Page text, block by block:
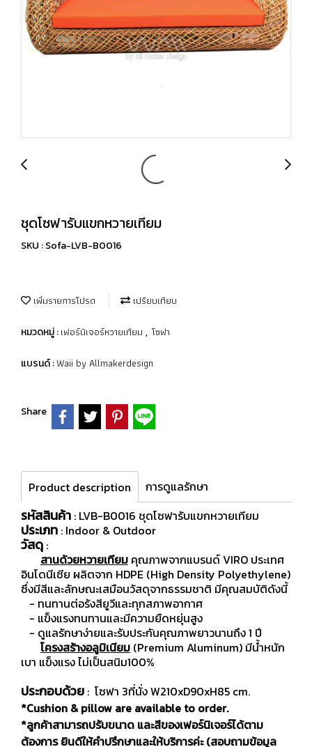
ชุดโซฟารับแขกหวายเทียม
SKU : Sofa-LVB-B0016
เพิ่มรายการโปรด เปรียบเทียบ
หมวดหมู่ :เฟอร์นิเจอร์หวายเทียม , โซฟา
แบรนด์ :Waii by Allmakerdesign
Share
Product description การดูแลรักษา
รหัสสินค้า : LVB-B0016 ชุดโซฟารับแขกหวายเทียม
ประเภท : Indoor & Outdoor
วัสดุ :
สานด้วยหวายเทียม คุณภาพจากแบรนด์ VIRO ประเทศ
อินโดนีเซีย ผลิตจาก HDPE (High Density Polyethylene)
ซึ่งมีสีและลักษณะเสมือนวัสดุจากธรรมชาติ มีคุณสมบัติดังนี้
- ทนทานต่อรังสียูวีและทุกสภาพอากาศ
- แข็งแรงทนทานและมีความยืดหยุ่นสูง
- ดูแลรักษาง่ายและรับประกันคุณภาพยาวนานถึง 1 ปี
โครงสร้างอลูมิเนียม (Premium Aluminum) มีน้ำหนัก
เบา แข็งแรง ไม่เป็นสนิม100%
ประกอบด้วย : โซฟา 3ที่นั่ง W210xD90xH85 cm.
*Cushion & pillow are available to order.
*ลูกค้าสามารถปรับขนาด และสีของเฟอร์นิเจอร์ได้ตาม
ต้องการ ยินดีให้คำปรึกษาและให้บริการค่ะ (สอบถามข้อมูล